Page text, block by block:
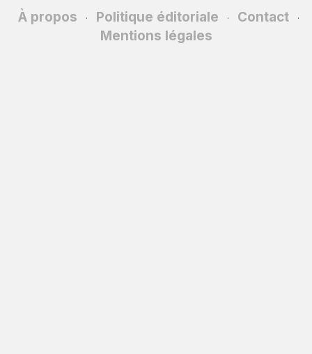
À propos · Politique éditoriale · Contact ·
Mentions légales